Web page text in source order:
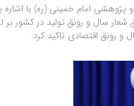
امام خمینی (ره) با
سال و رونق تولید در کشور بر
رونق اقتصادی تاکید کرد.